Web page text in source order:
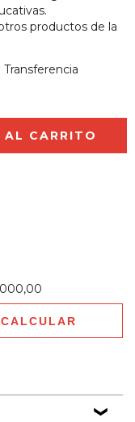
productos de la
CAMBIAR CP
CALCULAR